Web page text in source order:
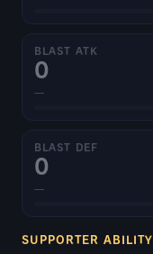
BLAST ATK
0
—
BLAST DEF
0
—
SUPPORTER ABILITY